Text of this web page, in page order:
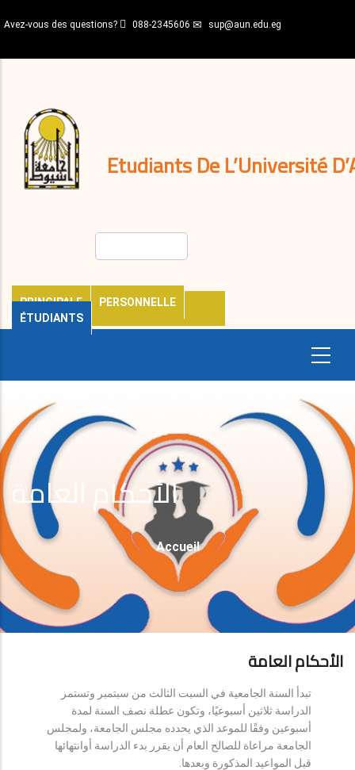
au
principal
Avez-vous des questions? 088-2345606 sup@aun.edu.eg
Etudiants De L’Université
PRINCIPALE
PERSONNELLE
ÉTUDIANTS
décisions
Expatriés
Journal
الأحكام العامة
Fil
D'Ariane
Accueil
الأحكام العامة
تبدأ السنة الجامعية في السبت الثالث من سبتمبر وتستمر
الدراسة ثلاثين أسبوعيًا، وتكون عطلة نصف السنة لمدة
أسبوعين وفقًا للموعد الذي يحدده مجلس الجامعة، ولمجلس
الجامعة مراعاة للصالح العام أن يقرر بدء الدراسة أوانتهائها
قبل المواعيد المذكورة وبعدها.